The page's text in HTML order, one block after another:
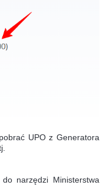
UPO z Generatora
narzędzi Ministerstwa